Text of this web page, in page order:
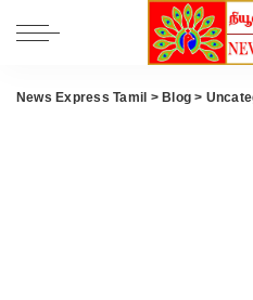
News Express Tamil > Blog >